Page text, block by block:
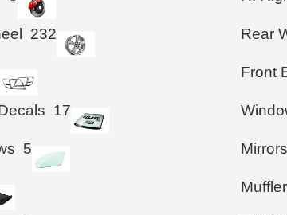
232 Rear
Front
17
5
Muffler